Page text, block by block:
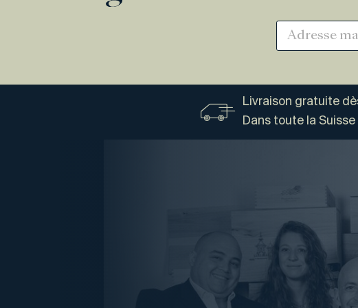
Livraison gratuite
Dans toute la Suisse